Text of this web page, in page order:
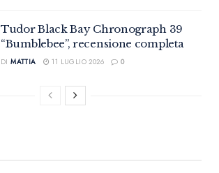
Tudor Black Bay Chronograph 39
“Bumblebee”, recensione completa
DI MATTIA 11 LUGLIO 2026 0